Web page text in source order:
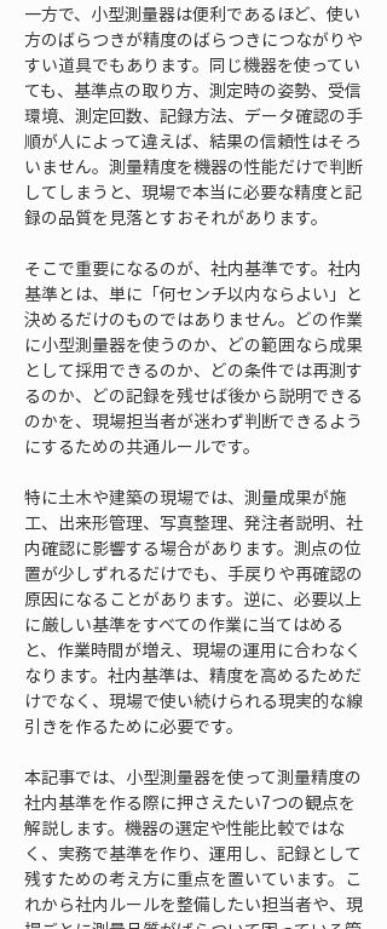
一方で、小型測量器は便利であるほど、使い
方のばらつきが精度のばらつきにつながりや
すい道具でもあります。同じ機器を使ってい
ても、基準点の取り方、測定時の姿勢、受信
環境、測定回数、記録方法、データ確認の手
順が人によって違えば、結果の信頼性はそろ
いません。測量精度を機器の性能だけで判断
してしまうと、現場で本当に必要な精度と記
録の品質を見落とすおそれがあります。
そこで重要になるのが、社内基準です。社内
基準とは、単に「何センチ以内ならよい」と
決めるだけのものではありません。どの作業
に小型測量器を使うのか、どの範囲なら成果
として採用できるのか、どの条件では再測す
るのか、どの記録を残せば後から説明できる
のかを、現場担当者が迷わず判断できるよう
にするための共通ルールです。
特に土木や建築の現場では、測量成果が施
工、出来形管理、写真整理、発注者説明、社
内確認に影響する場合があります。測点の位
置が少しずれるだけでも、手戻りや再確認の
原因になることがあります。逆に、必要以上
に厳しい基準をすべての作業に当てはめる
と、作業時間が増え、現場の運用に合わなく
なります。社内基準は、精度を高めるためだ
けでなく、現場で使い続けられる現実的な線
引きを作るために必要です。
本記事では、小型測量器を使って測量精度の
社内基準を作る際に押さえたい7つの観点を
解説します。機器の選定や性能比較ではな
く、実務で基準を作り、運用し、記録として
残すための考え方に重点を置いています。こ
れから社内ルールを整備したい担当者や、現